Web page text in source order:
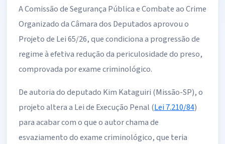
A Comissão de Segurança Pública e Combate ao Crime
Organizado da Câmara dos Deputados aprovou o
Projeto de Lei 65/26, que condiciona a progressão de
regime à efetiva redução da periculosidade do preso,
comprovada por exame criminológico.
De autoria do deputado Kim Kataguiri (Missão-SP), o
projeto altera a Lei de Execução Penal (Lei 7.210/84)
para acabar com o que o autor chama de
esvaziamento do exame criminológico, que teria